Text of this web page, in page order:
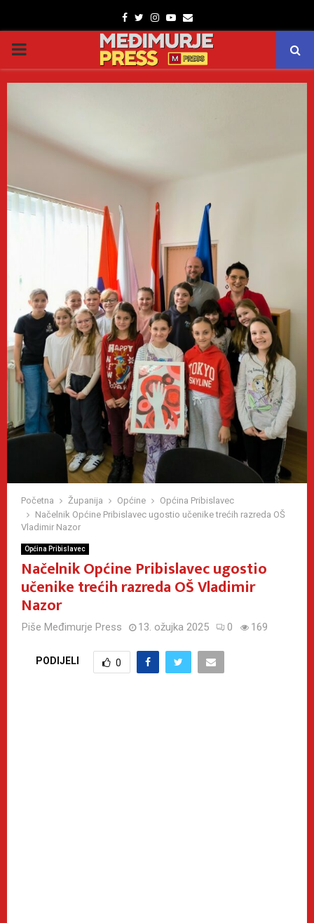
Facebook
TwitterInstagram
Youtube
Email
PRIMARY
MENU
Početna Županija Općine
Općina Pribislavec
Načelnik Općine Pribislavec ugostio učenike trećih razreda OŠ
Vladimir Nazor
Općina Pribislavec
Načelnik Općine Pribislavec ugostio
učenike trećih razreda OŠ Vladimir
Nazor
Piše Međimurje Press 13. ožujka 2025 0 169
PODIJELI 0